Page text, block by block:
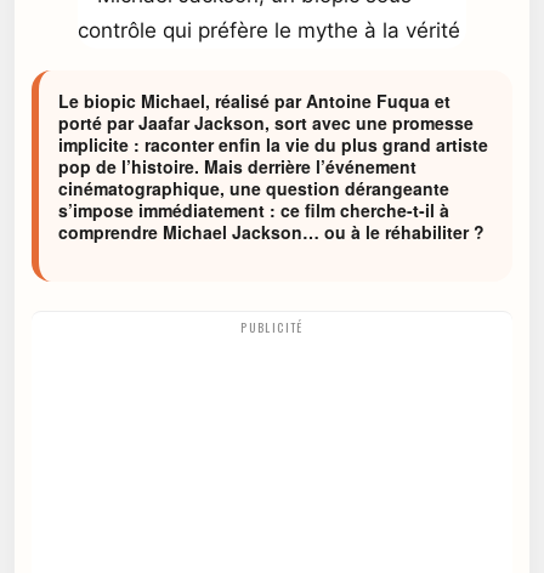
Le biopic Michael, réalisé par Antoine Fuqua et
porté par Jaafar Jackson, sort avec une promesse
implicite : raconter enfin la vie du plus grand artiste
pop de l’histoire. Mais derrière l’événement
cinématographique, une question dérangeante
s’impose immédiatement : ce film cherche-t-il à
comprendre Michael Jackson… ou à le réhabiliter ?
PUBLICITÉ